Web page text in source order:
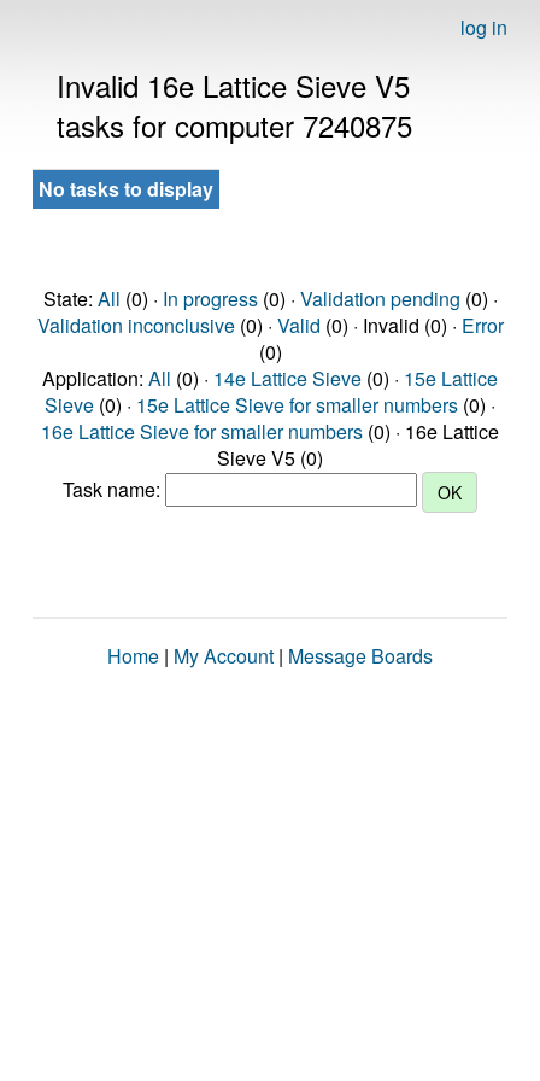
log in
Invalid 16e Lattice Sieve V5
tasks for computer 7240875
No tasks to display
State: All (0) · In progress(0) · Validation pending (0) ·
Validation inconclusive(0) · Valid (0) · Invalid (0) · Error
(0)
Application: All (0) · 14e Lattice Sieve (0) · 15e Lattice
Sieve (0) · 15e Lattice Sieve for smaller numbers (0) ·
16e Lattice Sieve for smaller numbers (0) · 16e Lattice
Sieve V5 (0)
Task name:
Home | My Account | Message Boards